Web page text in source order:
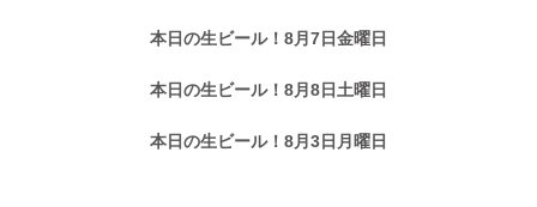
本日の生ビール！8月7日金曜日
本日の生ビール！8月8日土曜日
本日の生ビール！8月3日月曜日